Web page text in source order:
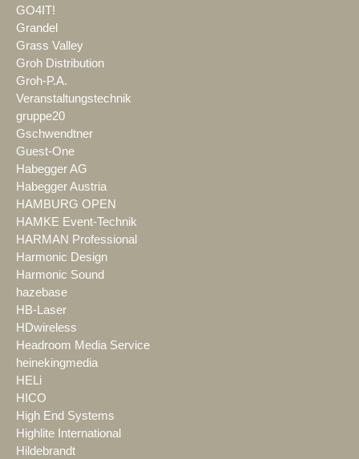
GO4IT!
Grandel
Grass Valley
Groh Distribution
Groh-P.A.
Veranstaltungstechnik
gruppe20
Gschwendtner
Guest-One
Habegger AG
Habegger Austria
HAMBURG OPEN
HAMKE Event-Technik
HARMAN Professional
Harmonic Design
Harmonic Sound
hazebase
HB-Laser
HDwireless
Headroom Media Service
heinekingmedia
HELi
HICO
High End Systems
Highlite International
Hildebrandt